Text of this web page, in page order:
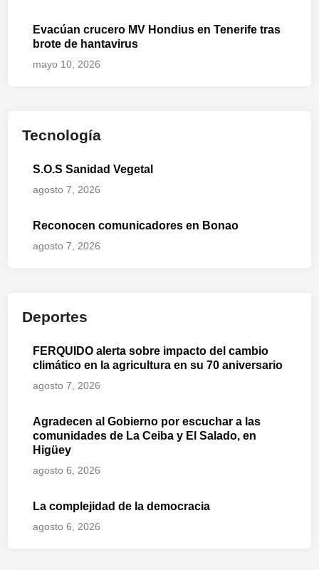
Evacúan crucero MV Hondius en Tenerife tras
brote de hantavirus
mayo 10, 2026
Tecnología
S.O.S Sanidad Vegetal
agosto 7, 2026
Reconocen comunicadores en Bonao
agosto 7, 2026
Deportes
FERQUIDO alerta sobre impacto del cambio
climático en la agricultura en su 70 aniversario
agosto 7, 2026
Agradecen al Gobierno por escuchar a las
comunidades de La Ceiba y El Salado, en
Higüey
agosto 6, 2026
La complejidad de la democracia
agosto 6, 2026